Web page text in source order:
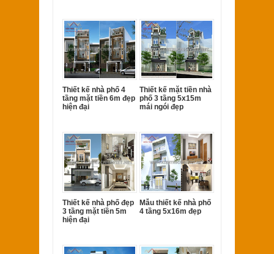
Thiết kế nhà phố 4
tầng mặt tiền 6m đẹp
hiện đại
Thiết kế mặt tiền nhà
phố 3 tầng 5x15m
mái ngói đẹp
Thiết kế nhà phố đẹp
3 tầng mặt tiền 5m
hiện đại
Mẫu thiết kế nhà phố
4 tầng 5x16m đẹp